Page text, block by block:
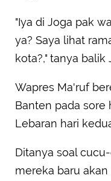
"Iya di Joga pak
ya? Saya lihat
kota?," tanya balik
Wapres Ma'ruf
Banten pada sore
Lebaran hari
Ditanya soal
mereka baru